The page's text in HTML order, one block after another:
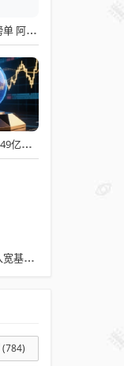
高德地图发布榜单 阿里到店业务再进一步
0.42%股份引爆49亿市值！黑芝麻控制权交接暗战，广旅大健康临门一脚
超百亿资金涌入宽基ETF券商主题被弃
(784)